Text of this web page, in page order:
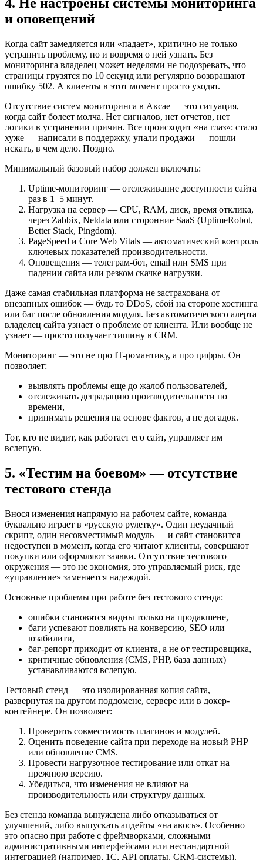
4. Не настроены системы мониторинга
и оповещений
Когда сайт замедляется или «падает», критично не только
устранить проблему, но и вовремя о ней узнать. Без
мониторинга владелец может неделями не подозревать, что
страницы грузятся по 10 секунд или регулярно возвращают
ошибку 502. А клиенты в этот момент просто уходят.
Отсутствие систем мониторинга в Аксае — это ситуация,
когда сайт болеет молча. Нет сигналов, нет отчетов, нет
логики в устранении причин. Все происходит «на глаз»: стало
хуже — написали в поддержку, упали продажи — пошли
искать, в чем дело. Поздно.
Минимальный базовый набор должен включать:
Uptime-мониторинг — отслеживание доступности сайта
раз в 1–5 минут.
Нагрузка на сервер — CPU, RAM, диск, время отклика,
через Zabbix, Netdata или сторонние SaaS (UptimeRobot,
Better Stack, Pingdom).
PageSpeed и Core Web Vitals — автоматический контроль
ключевых показателей производительности.
Оповещения — телеграм-бот, email или SMS при
падении сайта или резком скачке нагрузки.
Даже самая стабильная платформа не застрахована от
внезапных ошибок — будь то DDoS, сбой на стороне хостинга
или баг после обновления модуля. Без автоматического алерта
владелец сайта узнает о проблеме от клиента. Или вообще не
узнает — просто получает тишину в CRM.
Мониторинг — это не про IT-романтику, а про цифры. Он
позволяет:
выявлять проблемы еще до жалоб пользователей,
отслеживать деградацию производительности по
времени,
принимать решения на основе фактов, а не догадок.
Тот, кто не видит, как работает его сайт, управляет им
вслепую.
5. «Тестим на боевом» — отсутствие
тестового стенда
Внося изменения напрямую на рабочем сайте, команда
буквально играет в «русскую рулетку». Один неудачный
скрипт, один несовместимый модуль — и сайт становится
недоступен в момент, когда его читают клиенты, совершают
покупки или оформляют заявки. Отсутствие тестового
окружения — это не экономия, это управляемый риск, где
«управление» заменяется надеждой.
Основные проблемы при работе без тестового стенда:
ошибки становятся видны только на продакшене,
баги успевают повлиять на конверсию, SEO или
юзабилити,
баг-репорт приходит от клиента, а не от тестировщика,
критичные обновления (CMS, PHP, база данных)
устанавливаются вслепую.
Тестовый стенд — это изолированная копия сайта,
развернутая на другом поддомене, сервере или в докер-
контейнере. Он позволяет:
Проверить совместимость плагинов и модулей.
Оценить поведение сайта при переходе на новый PHP
или обновление CMS.
Провести нагрузочное тестирование или откат на
прежнюю версию.
Убедиться, что изменения не влияют на
производительность или структуру данных.
Без стенда команда вынуждена либо отказываться от
улучшений, либо выпускать апдейты «на авось». Особенно
это опасно при работе с фреймворками, сложными
административными интерфейсами или нестандартной
интеграцией (например, 1С, API оплаты, CRM-системы).